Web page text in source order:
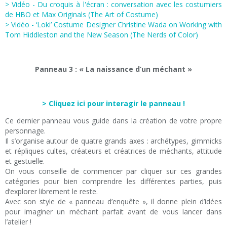
> Vidéo - Du croquis à l'écran : conversation avec les costumiers
de HBO et Max Originals (The Art of Costume)
> Vidéo - ‘Loki’ Costume Designer Christine Wada on Working with
Tom Hiddleston and the New Season (The Nerds of Color)
Panneau 3 : « La naissance d’un méchant »
> Cliquez ici pour interagir le panneau !
Ce dernier panneau vous guide dans la création de votre propre
personnage.
Il s’organise autour de quatre grands axes : archétypes, gimmicks
et répliques cultes, créateurs et créatrices de méchants, attitude
et gestuelle.
On vous conseille de commencer par cliquer sur ces grandes
catégories pour bien comprendre les différentes parties, puis
d’explorer librement le reste.
Avec son style de « panneau d’enquête », il donne plein d’idées
pour imaginer un méchant parfait avant de vous lancer dans
l’atelier !